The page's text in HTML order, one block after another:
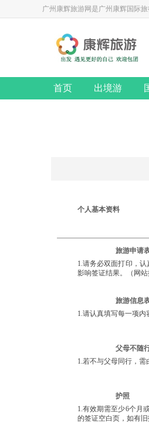
广州康辉旅游网是广州康辉国际
首页 出境游
个人基本资料
旅游申请
1.请务必双面打印，
影响签证结果。（网站
旅游信息
1.请认真填写每一项内
父母不随
1.若不与父母同行，需
护照
1.有效期需至少6个月
的签证空白页，如有